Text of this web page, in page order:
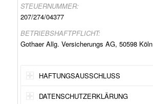
STEUERNUMMER:
207/274/04377
BETRIEBSHAFTPFLICHT:
Gothaer Allg. Versicherungs AG, 50598 Köln
HAFTUNGSAUSSCHLUSS
DATENSCHUTZERKLÄRUNG